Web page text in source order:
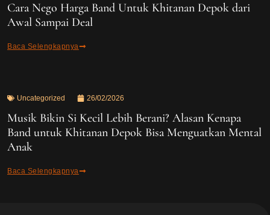
Cara Nego Harga Band Untuk Khitanan Depok dari
Awal Sampai Deal
Baca Selengkapnya
Uncategorized 26/02/2026
Musik Bikin Si Kecil Lebih Berani? Alasan Kenapa
Band untuk Khitanan Depok Bisa Menguatkan Mental
Anak
Baca Selengkapnya